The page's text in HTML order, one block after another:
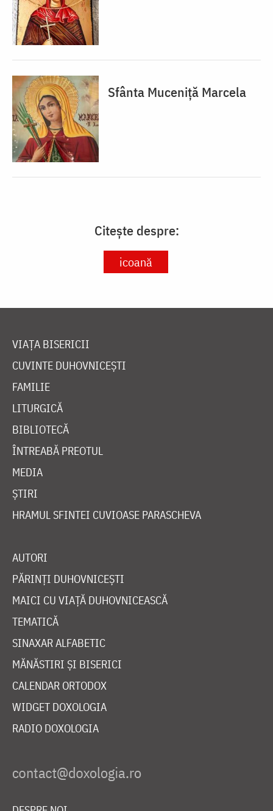
Sfânta Muceniță Marcela
Citește despre:
icoană
VIAȚA BISERICII
CUVINTE DUHOVNICEȘTI
FAMILIE
LITURGICĂ
BIBLIOTECĂ
ÎNTREABĂ PREOTUL
MEDIA
ȘTIRI
HRAMUL SFINTEI CUVIOASE PARASCHEVA
AUTORI
PĂRINȚI DUHOVNICEȘTI
MAICI CU VIAȚĂ DUHOVNICEASCĂ
TEMATICĂ
SINAXAR ALFABETIC
MĂNĂSTIRI ȘI BISERICI
CALENDAR ORTODOX
WIDGET DOXOLOGIA
RADIO DOXOLOGIA